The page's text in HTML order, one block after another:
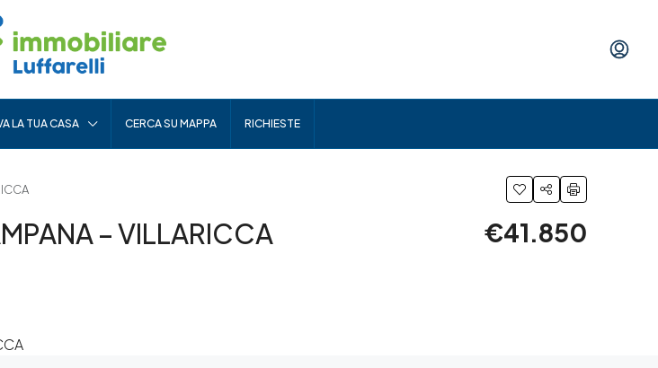
LA TUA CASA CERCA SU MAPPA RICHIESTE
– VILLARICCA €41.850